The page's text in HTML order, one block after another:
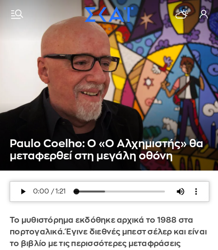
Paulo Coelho: Ο «O Αλχημιστής» θα
μεταφερθεί στη μεγάλη οθόνη
Το μυθιστόρημα εκδόθηκε αρχικά το 1988 στα
πορτογαλικά. Έγινε διεθνές μπεστ σέλερ και είναι
το βιβλίο με τις περισσότερες μεταφράσεις